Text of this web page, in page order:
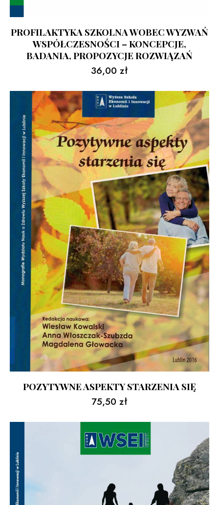
PROFILAKTYKA SZKOLNA WOBEC WYZWAŃ
WSPÓŁCZESNOŚCI – KONCEPCJE,
BADANIA, PROPOZYCJE ROZWIĄZAŃ
36,00 zł
POZYTYWNE ASPEKTY STARZENIA SIĘ
75,50 zł